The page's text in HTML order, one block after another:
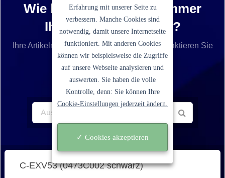
Wie lautet die Artikelnummer
Ihrer Tonerkartusche?
Ihre Artikelnummer ist nicht aufgelistet? Kontaktieren Sie
unseren Service.
C-EXV53 (0473C002 schwarz)
Erfahrung mit unserer Seite zu
verbessern. Manche Cookies sind
notwendig, damit unsere Internetseite
funktioniert. Mit anderen Cookies
können wir beispielsweise die Zugriffe
auf unsere Webseite analysieren und
auswerten. Sie haben die volle
Kontrolle, denn: Sie können Ihre
Cookie-Einstellungen jederzeit ändern.
✓ Cookies akzeptieren